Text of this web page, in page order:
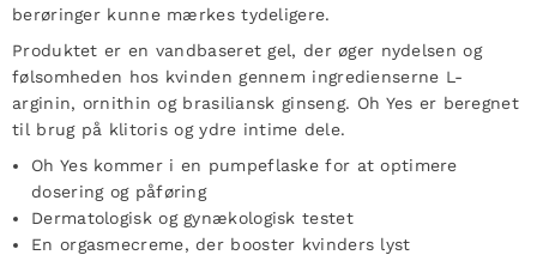
berøringer kunne mærkes tydeligere.
Produktet er en vandbaseret gel, der øger nydelsen og
følsomheden hos kvinden gennem ingredienserne L-
arginin, ornithin og brasiliansk ginseng. Oh Yes er beregnet
til brug på klitoris og ydre intime dele.
Oh Yes kommer i en pumpeflaske for at optimere
dosering og påføring
Dermatologisk og gynækologisk testet
En orgasmecreme, der booster kvinders lyst